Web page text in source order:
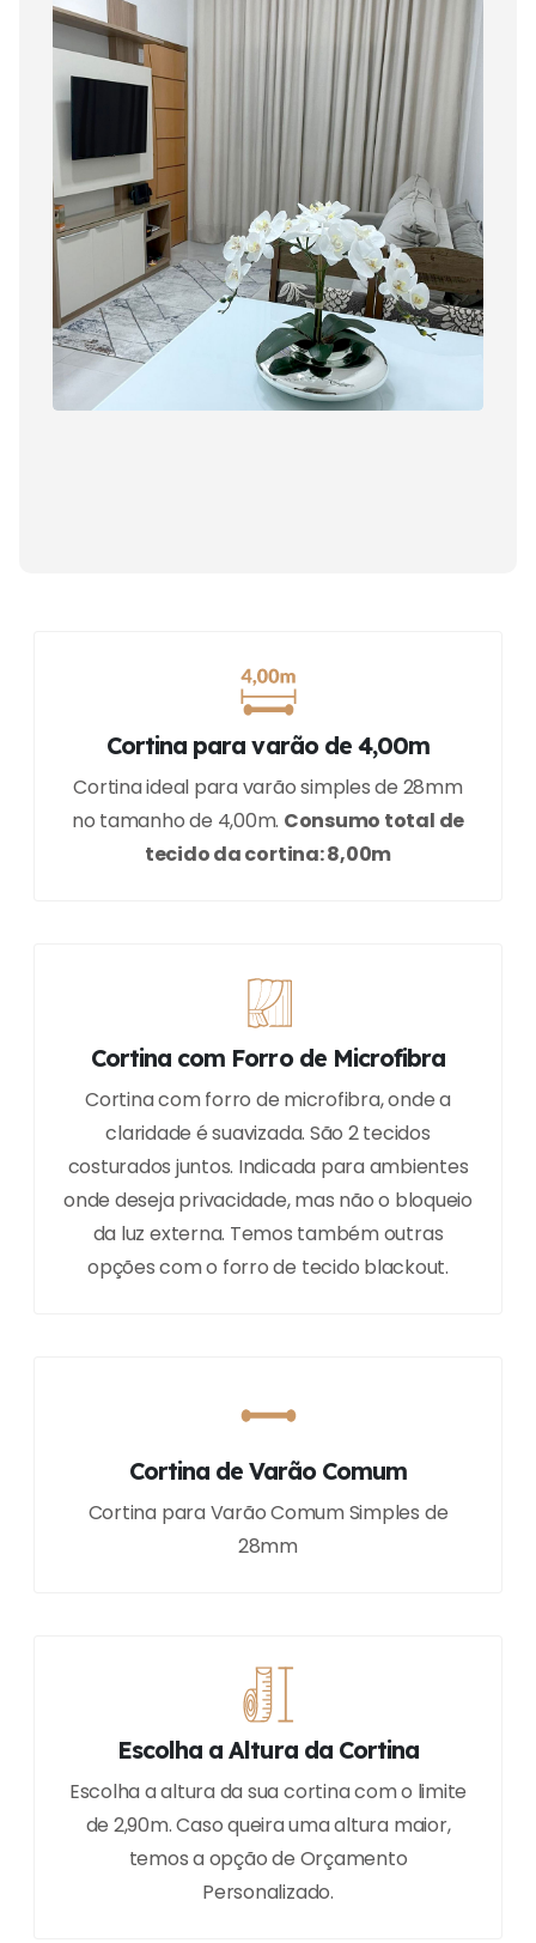
Cortina para varão de 4,00m
Cortina ideal para varão simples de 28mm
no tamanho de 4,00m. Consumo total de
tecido da cortina: 8,00m
Cortina com Forro de Microfibra
Cortina com forro de microfibra, onde a
claridade é suavizada. São 2 tecidos
costurados juntos. Indicada para ambientes
onde deseja privacidade, mas não o bloqueio
da luz externa. Temos também outras
opções com o forro de tecido blackout.
Cortina de Varão Comum
Cortina para Varão Comum Simples de
28mm
Escolha a Altura da Cortina
Escolha a altura da sua cortina com o limite
de 2,90m. Caso queira uma altura maior,
temos a opção de Orçamento
Personalizado.